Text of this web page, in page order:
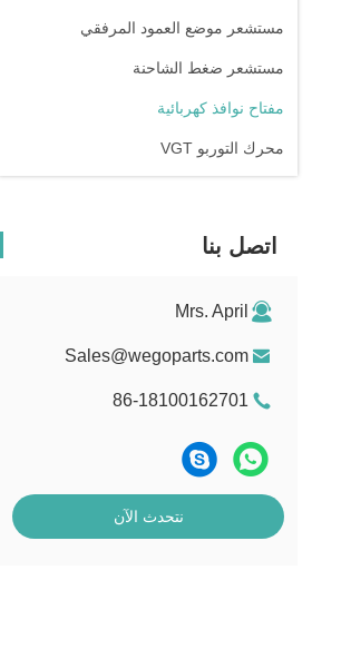
مستشعر موضع العمود المرفقي
مستشعر ضغط الشاحنة
مفتاح نوافذ كهربائية
محرك التوربو VGT
اتصل بنا
Mrs. April
Sales@wegoparts.com
86-18100162701
نتحدث الآن